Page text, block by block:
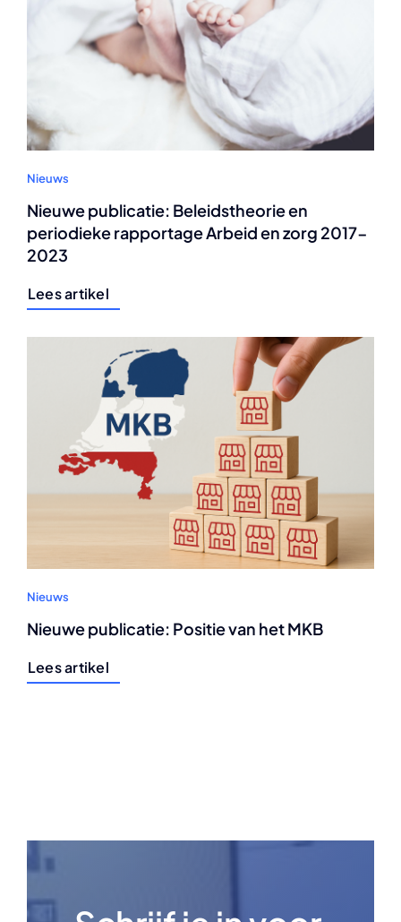
Nieuws
Nieuwe publicatie: Beleidstheorie en
periodieke rapportage Arbeid en zorg 2017-
2023
Lees artikel
Nieuws
Nieuwe publicatie: Positie van het MKB
Lees artikel